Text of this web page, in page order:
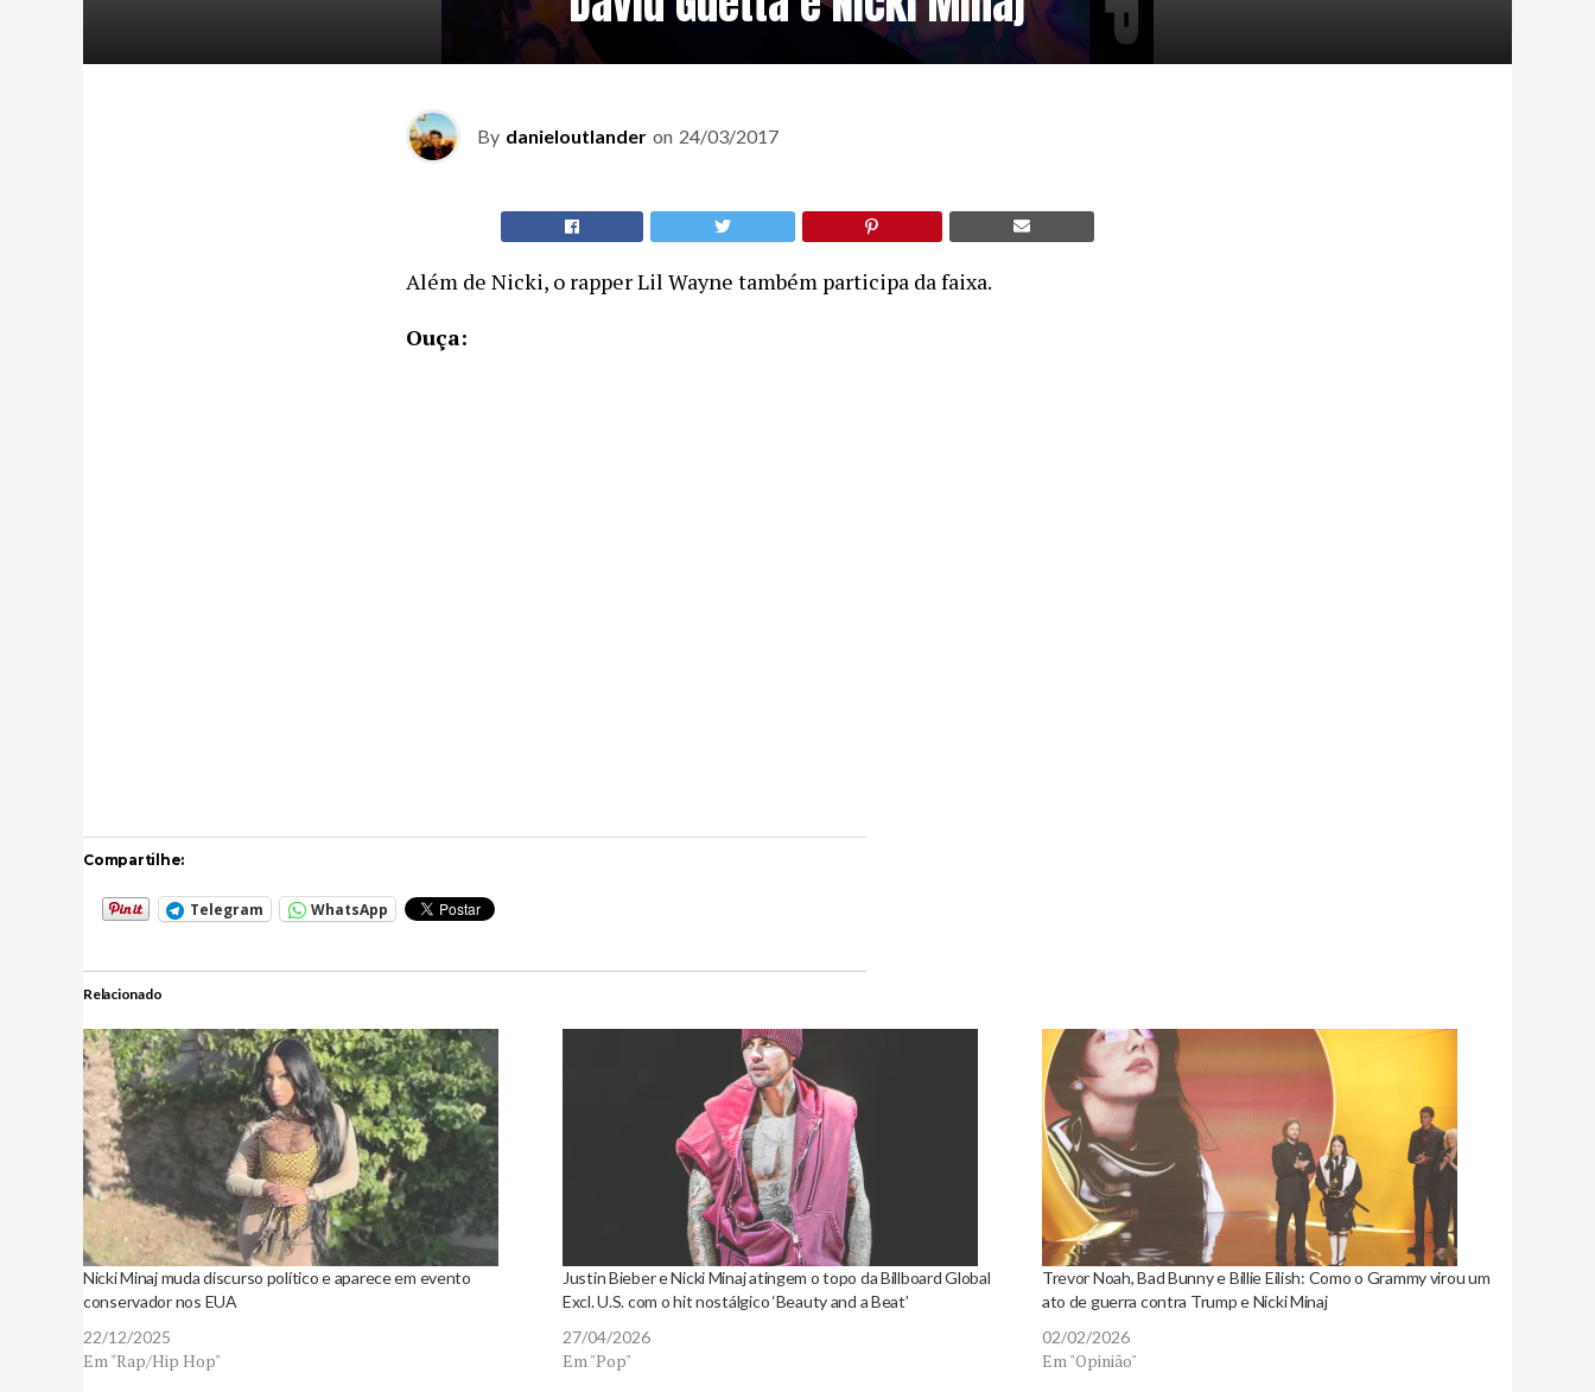
By danieloutlander on 24/03/2017
Além de Nicki, o rapper Lil Wayne também participa da faixa.
Ouça:
Compartilhe:
Telegram WhatsApp
Relacionado
Nicki Minaj muda discurso político e aparece em evento
conservador nos EUA
22/12/2025
Em "Rap/Hip Hop"
Justin Bieber e Nicki Minaj atingem o topo da Billboard Global
Excl. U.S. com o hit nostálgico ‘Beauty and a Beat’
27/04/2026
Em "Pop"
Trevor Noah, Bad Bunny e Billie Eilish: Como o Grammy virou um
ato de guerra contra Trump e Nicki Minaj
02/02/2026
Em "Opinião"